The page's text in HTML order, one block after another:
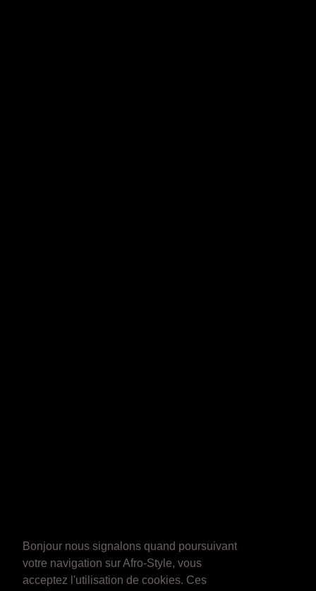
Bonjour nous signalons quand poursuivant
votre navigation sur Afro-Style, vous
acceptez l'utilisation de cookies. Ces